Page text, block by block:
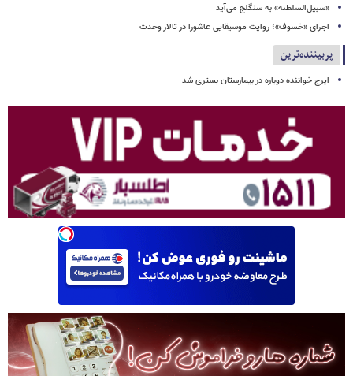
«سبیل‌السلطنه» به سنگلج می‌آید
اجرای «خسوف»؛ روایت موسیقایی عاشورا در تالار وحدت
پربیننده‌ترین
ایرج خواننده دوباره در بیمارستان بستری شد